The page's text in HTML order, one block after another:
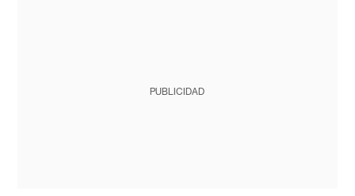
PUBLICIDAD